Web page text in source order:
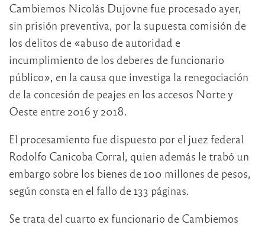
Cambiemos Nicolás Dujovne fue procesado ayer,
sin prisión preventiva, por la supuesta comisión de
los delitos de «abuso de autoridad e
incumplimiento de los deberes de funcionario
público», en la causa que investiga la renegociación
de la concesión de peajes en los accesos Norte y
Oeste entre 2016 y 2018.
El procesamiento fue dispuesto por el juez federal
Rodolfo Canicoba Corral, quien además le trabó un
embargo sobre los bienes de 100 millones de pesos,
según consta en el fallo de 133 páginas.
Se trata del cuarto ex funcionario de Cambiemos